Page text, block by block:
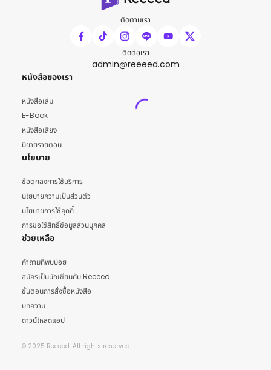
ติดตามเรา
ติดต่อเรา
admin@reeeed.com
หนังสือของเรา
หนังสือเล่ม
E-Book
หนังสือเสียง
นิยายรายตอน
นโยบาย
ข้อตกลงการใช้บริการ
นโยบายความเป็นส่วนตัว
นโยบายการใช้คุกกี้
การขอใช้สิทธิ์ข้อมูลส่วนบุคคล
ช่วยเหลือ
คำถามที่พบบ่อย
สมัครเป็นนักเขียนกับ Reeeed
ขั้นตอนการสั่งซื้อหนังสือ
บทความ
ดาวน์โหลดแอป
© 2025 Reeeed. All rights reserved.